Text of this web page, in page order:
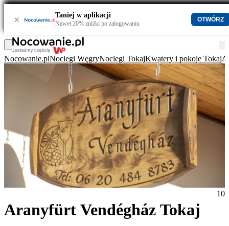
× Taniej w aplikacji
Nawet 20% zniżki po zalogowaniu
OTWÓRZ
Nocowanie.plNoclegi WęgryNoclegi TokajKwatery i pokoje Tokaj
Aranyfürt Vendégház Tokaj
10